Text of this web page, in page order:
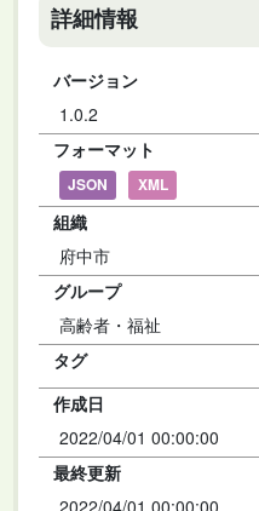
詳細情報
バージョン
1.0.2
フォーマット
JSON XML
組織
府中市
グループ
高齢者・福祉
タグ
作成日
2022/04/01 00:00:00
最終更新
2022/04/01 00:00:00